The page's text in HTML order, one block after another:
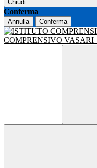
Chiudi
Conferma
Annulla Conferma
COMPRENSIVO VASARI